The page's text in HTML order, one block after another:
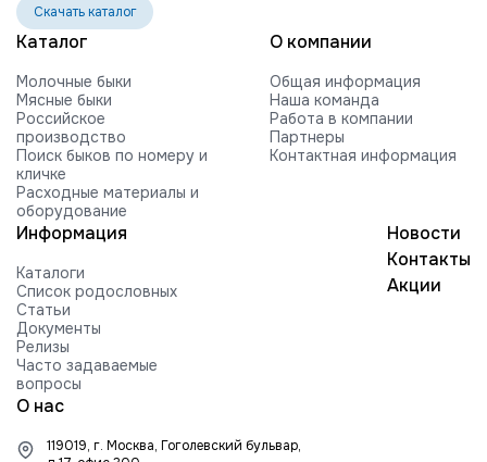
HILMAR C ROCKFORD-ET
FARNEAR ROXY B 54505-ET G +2416
840003010353252 99%RHA-NA
Edg RUBICON-ET
BUTLERVIEW SHUT-OUT-ET
BRYHILL SOCRATES P-ETN
TRAMILDA MISSO SOLO-ET
EDG PRE STANLEY 25021-ET
MR PB STRATAGY PP 71035-ET
DELICIOUS H-NOON TAMPA-ET
FARNEAR-TJR-BH TORQUE-ET
Скачать каталог
Каталог
Молочные быки
Мясные быки
Российское
производство
Поиск быков по номеру и
кличке
Расходные материалы и
оборудование
О компании
Общая информация
Наша команда
Работа в компании
Партнеры
Контактная информация
Информация
Каталоги
Список родословных
Статьи
Документы
Релизы
Часто задаваемые
вопросы
Новости
Контакты
Акции
О нас
119019, г. Москва, Гоголевский бульвар,